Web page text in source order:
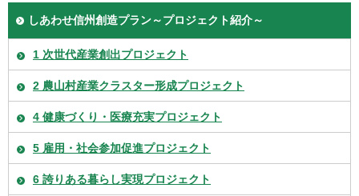
しあわせ信州創造プラン～プロジェクト紹介～
1 次世代産業創出プロジェクト
2 農山村産業クラスター形成プロジェクト
4 健康づくり・医療充実プロジェクト
5 雇用・社会参加促進プロジェクト
6 誇りある暮らし実現プロジェクト